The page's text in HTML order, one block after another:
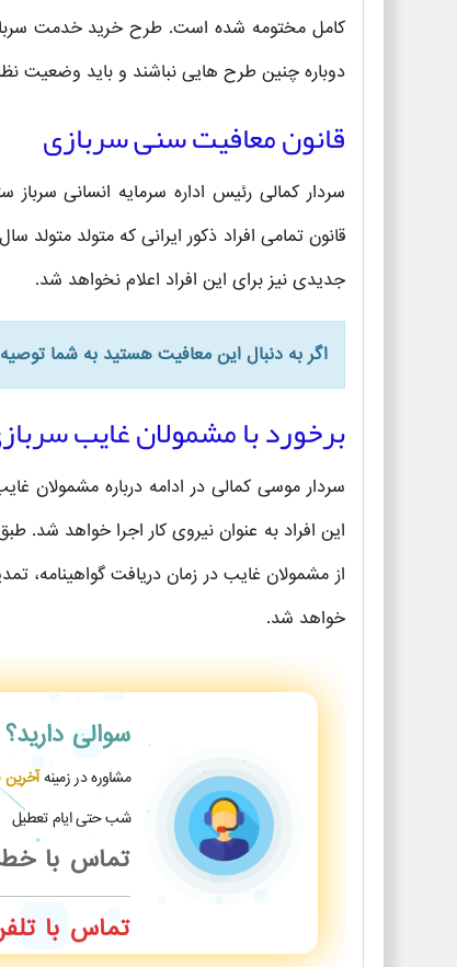
کامل مختومه شده است. طرح خرید خدمت
دوباره چنین طرح هایی نباشند و باید وضعیت
قانون معافیت سنی سربازی
سردار کمالی رئیس اداره سرمایه انسانی
جدیدی نیز برای این افراد اعلام نخواهد شد.
اگر به دنبال این معافیت هستید به شما
برخورد با مشمولان غایب
سردار موسی کمالی در ادامه درباره مشمولان
این افراد به عنوان نیروی کار اجرا خواهد شد.
از مشمولان غایب در زمان دریافت گواهینامه،
خواهد شد.
سوالی دارید؟
مشاوره در زمینه
شب حتی ایام تعطیل
تماس با
تماس با